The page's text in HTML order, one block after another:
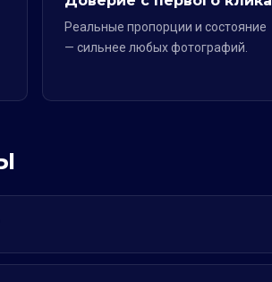
Реальные пропорции и состояние
— сильнее любых фотографий.